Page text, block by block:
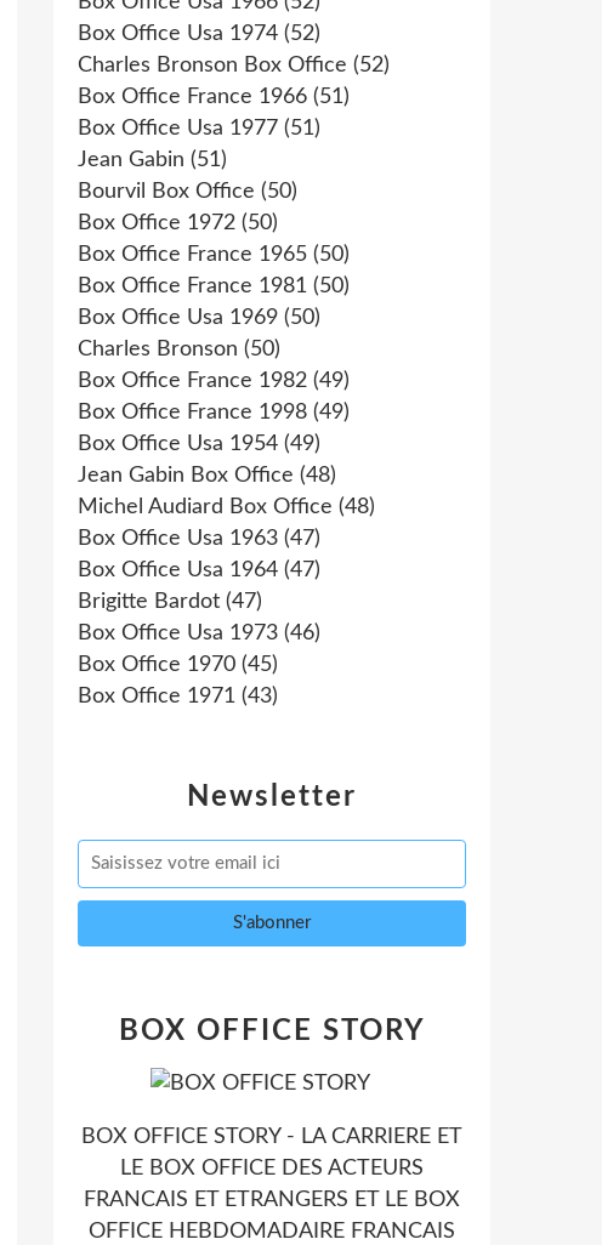
Newsletter
Box Office Usa 1974 (52)
Charles Bronson Box Office (52)
Box Office France 1966 (51)
Box Office Usa 1977 (51)
Jean Gabin (51)
Bourvil Box Office (50)
Box Office 1972 (50)
Box Office France 1965 (50)
Box Office France 1981 (50)
Box Office Usa 1969 (50)
Charles Bronson (50)
Box Office France 1982 (49)
Box Office France 1998 (49)
Box Office Usa 1954 (49)
Jean Gabin Box Office (48)
Michel Audiard Box Office (48)
Box Office Usa 1963 (47)
Box Office Usa 1964 (47)
Brigitte Bardot (47)
Box Office Usa 1973 (46)
Box Office 1970 (45)
Box Office 1971 (43)
BOX OFFICE STORY
BOX OFFICE STORY - LA CARRIERE ET
LE BOX OFFICE DES ACTEURS
FRANCAIS ET ETRANGERS ET LE BOX
OFFICE HEBDOMADAIRE FRANCAIS